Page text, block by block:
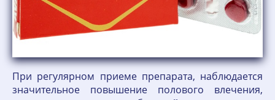
При регулярном приеме препарата, наблюдается
значительное повышение полового влечения,